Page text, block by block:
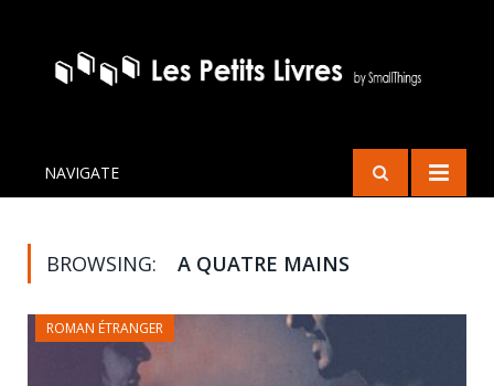
NAVIGATE
BROWSING: A QUATRE MAINS
ROMAN ÉTRANGER